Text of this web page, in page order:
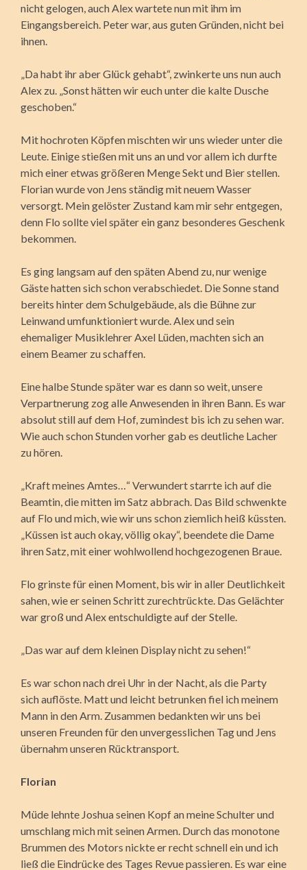
nicht gelogen, auch Alex wartete nun mit ihm im
Eingangsbereich. Peter war, aus guten Gründen, nicht bei
ihnen.
„Da habt ihr aber Glück gehabt“, zwinkerte uns nun auch
Alex zu. „Sonst hätten wir euch unter die kalte Dusche
geschoben.“
Mit hochroten Köpfen mischten wir uns wieder unter die
Leute. Einige stießen mit uns an und vor allem ich durfte
mich einer etwas größeren Menge Sekt und Bier stellen.
Florian wurde von Jens ständig mit neuem Wasser
versorgt. Mein gelöster Zustand kam mir sehr entgegen,
denn Flo sollte viel später ein ganz besonderes Geschenk
bekommen.
Es ging langsam auf den späten Abend zu, nur wenige
Gäste hatten sich schon verabschiedet. Die Sonne stand
bereits hinter dem Schulgebäude, als die Bühne zur
Leinwand umfunktioniert wurde. Alex und sein
ehemaliger Musiklehrer Axel Lüden, machten sich an
einem Beamer zu schaffen.
Eine halbe Stunde später war es dann so weit, unsere
Verpartnerung zog alle Anwesenden in ihren Bann. Es war
absolut still auf dem Hof, zumindest bis ich zu sehen war.
Wie auch schon Stunden vorher gab es deutliche Lacher
zu hören.
„Kraft meines Amtes…“ Verwundert starrte ich auf die
Beamtin, die mitten im Satz abbrach. Das Bild schwenkte
auf Flo und mich, wie wir uns schon ziemlich heiß küssten.
„Küssen ist auch okay, völlig okay“, beendete die Dame
ihren Satz, mit einer wohlwollend hochgezogenen Braue.
Flo grinste für einen Moment, bis wir in aller Deutlichkeit
sahen, wie er seinen Schritt zurechtrückte. Das Gelächter
war groß und Alex entschuldigte auf der Stelle.
„Das war auf dem kleinen Display nicht zu sehen!“
Es war schon nach drei Uhr in der Nacht, als die Party
sich auflöste. Matt und leicht betrunken fiel ich meinem
Mann in den Arm. Zusammen bedankten wir uns bei
unseren Freunden für den unvergesslichen Tag und Jens
übernahm unseren Rücktransport.
Florian
Müde lehnte Joshua seinen Kopf an meine Schulter und
umschlang mich mit seinen Armen. Durch das monotone
Brummen des Motors nickte er recht schnell ein und ich
ließ die Eindrücke des Tages Revue passieren. Es war eine